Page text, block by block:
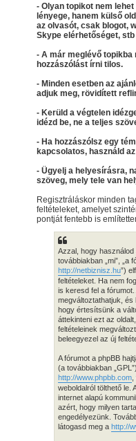
- Olyan topikot nem
lényege, hanem külső
az olvasót, csak blogot,
Skype elérhetőséget, stb
- A már meglévő
hozzászólást írni tilos.
- Minden esetben az
adjuk meg, rövidített
- Kerüld a végtelen
idézd be, ne a teljes
- Ha hozzászólsz egy
kapcsolatos, használd
- Ügyelj a helyesírásra,
szöveg, mely tele van
Regisztráláskor minden
feltételeket, amelyet
pontját fentebb is
Azzal, hogy használod
továbbiakban „mi”, „a
http://netbiznisz.hu”)
feltételeket. Ha nem
is keresd fel a
megváltoztathatjuk, és
hogy értesítsünk a
áttekinteni ezt az
feltételeinek
beleegyezel az új
A fórumot a phpBB
(a továbbiakban
http://www.phpbb.com
weboldalról tölthető le.
internet alapú
azért, hogy milyen
engedélyezünk.
látogasd meg a http://